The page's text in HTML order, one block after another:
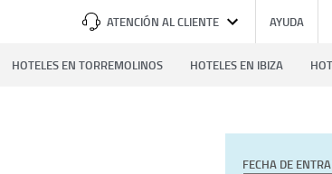
ATENCIÓN AL CLIENTE AYUDA
HOTELES EN TORREMOLINOS HOTELES EN IBIZA
FECHA DE